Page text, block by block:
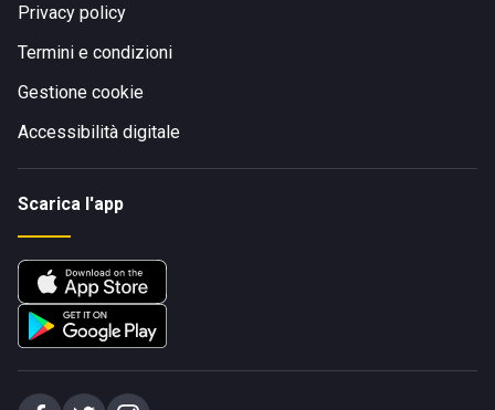
Privacy policy
Termini e condizioni
Gestione cookie
Accessibilità digitale
Scarica l'app